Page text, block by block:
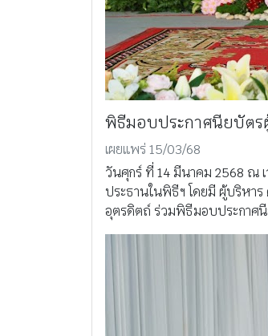
พิธีมอบประกาศนียบัตร
เผยแพร่ 15/03/68
วันศุกร์ ที่ 14 มีนาคม 2568 ณ
ประธานในพิธีฯ โดยมี ผู้บริหา
อุตรดิตถ์ ร่วมพิธีมอบประกาศนี